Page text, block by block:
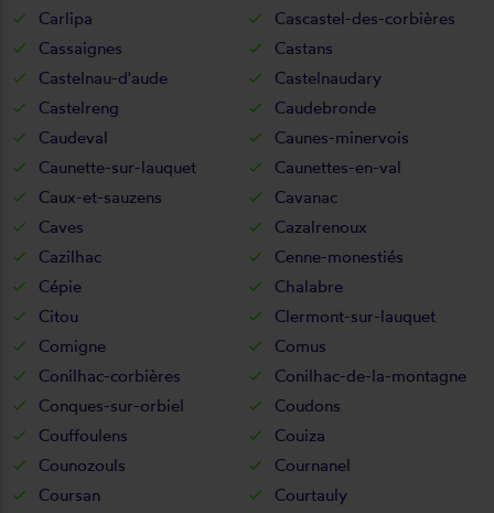
Carlipa
Cascastel-des-corbières
Cassaignes
Castans
Castelnau-d'aude
Castelnaudary
Castelreng
Caudebronde
Caudeval
Caunes-minervois
Caunette-sur-lauquet
Caunettes-en-val
Caux-et-sauzens
Cavanac
Caves
Cazalrenoux
Cazilhac
Cenne-monestiés
Cépie
Chalabre
Citou
Clermont-sur-lauquet
Comigne
Comus
Conilhac-corbières
Conilhac-de-la-montagne
Conques-sur-orbiel
Coudons
Couffoulens
Couiza
Counozouls
Cournanel
Coursan
Courtauly